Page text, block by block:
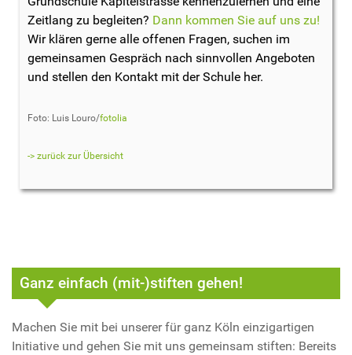
Zeitlang zu begleiten? Dann kommen Sie auf uns zu!
Wir klären gerne alle offenen Fragen, suchen im
gemeinsamen Gespräch nach sinnvollen Angeboten
und stellen den Kontakt mit der Schule her.
Foto: Luis Louro/fotolia
-> zurück zur Übersicht
Ganz einfach (mit-)stiften gehen!
Machen Sie mit bei unserer für ganz Köln einzigartigen
Initiative und gehen Sie mit uns gemeinsam stiften: Bereits